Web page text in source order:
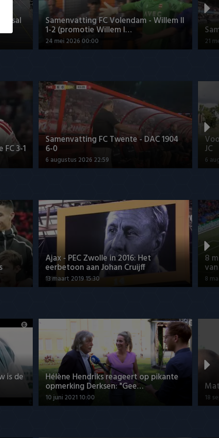
Samenvatting FC Volendam - Willem II
1-2 (promotie Willem I…
24 mei 2026 00:00 21
3-1
Samenvatting FC Twente - DAC 1904
6-0
6 augustus 2026 22:59
JC
6
Ajax - PEC Zwolle in 2016: Het
eerbetoon aan Johan Cruijff
13 maart 2019 15:30
8
8
is de Hélène Hendriks reageert op pikante
opmerking Derksen: "Gee…
10 juni 2021 10:00 18